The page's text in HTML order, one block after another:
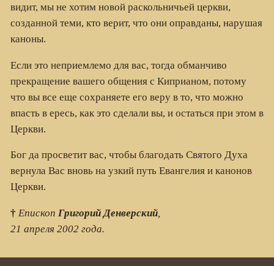
видит, мы не хотим новой раскольничьей церкви,
созданной теми, кто верит, что они оправданы, нарушая
каноны.
Если это неприемлемо для вас, тогда обманчиво
прекращение вашего общения с Киприаном, потому
что вы все еще сохраняете его веру в то, что можно
впасть в ересь, как это сделали вы, и остаться при этом в
Церкви.
Бог да просветит вас, чтобы благодать Святого Духа
вернула Вас вновь на узкий путь Евангелия и канонов
Церкви.
† Епископ Григорий Денверский,
21 апреля 2002 года.